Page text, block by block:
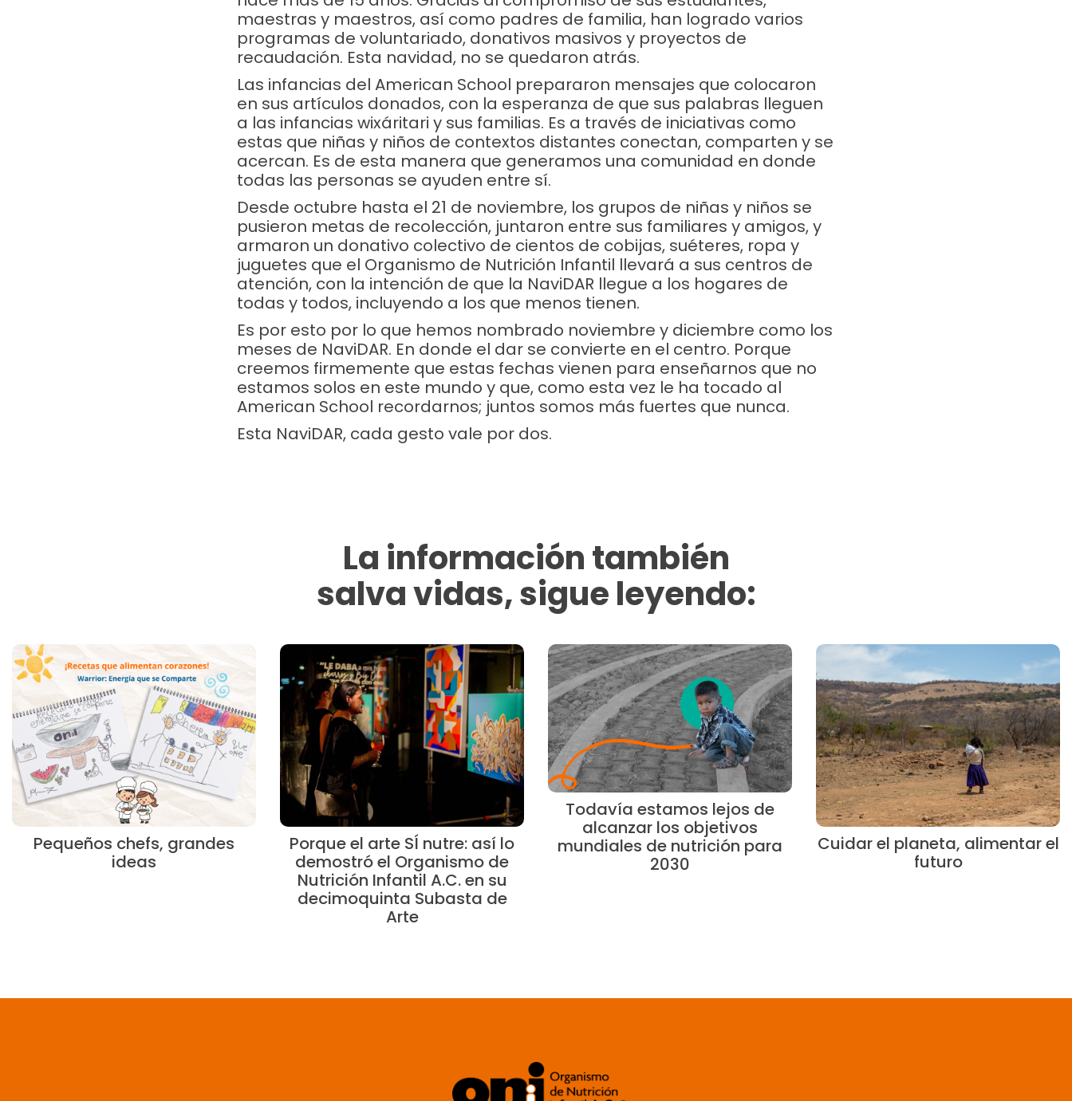
maestras y maestros, así como padres de familia, han logrado varios
programas de voluntariado, donativos masivos y proyectos de
recaudación. Esta navidad, no se quedaron atrás.
Las infancias del American School prepararon mensajes que colocaron
en sus artículos donados, con la esperanza de que sus palabras lleguen
a las infancias wixáritari y sus familias. Es a través de iniciativas como
estas que niñas y niños de contextos distantes conectan, comparten y se
acercan. Es de esta manera que generamos una comunidad en donde
todas las personas se ayuden entre sí.
Desde octubre hasta el 21 de noviembre, los grupos de niñas y niños se
pusieron metas de recolección, juntaron entre sus familiares y amigos, y
armaron un donativo colectivo de cientos de cobijas, suéteres, ropa y
juguetes que el Organismo de Nutrición Infantil llevará a sus centros de
atención, con la intención de que la NaviDAR llegue a los hogares de
todas y todos, incluyendo a los que menos tienen.
Es por esto por lo que hemos nombrado noviembre y diciembre como los
meses de NaviDAR. En donde el dar se convierte en el centro. Porque
creemos firmemente que estas fechas vienen para enseñarnos que no
estamos solos en este mundo y que, como esta vez le ha tocado al
American School recordarnos; juntos somos más fuertes que nunca.
Esta NaviDAR, cada gesto vale por dos.
La información también
salva vidas, sigue leyendo:
Pequeños chefs, grandes
ideas
Porque el arte SÍ nutre: así lo
demostró el Organismo de
Nutrición Infantil A.C. en su
decimoquinta Subasta de
Arte
Todavía estamos lejos de
alcanzar los objetivos
mundiales de nutrición para
2030
Cuidar el planeta, alimentar el
futuro